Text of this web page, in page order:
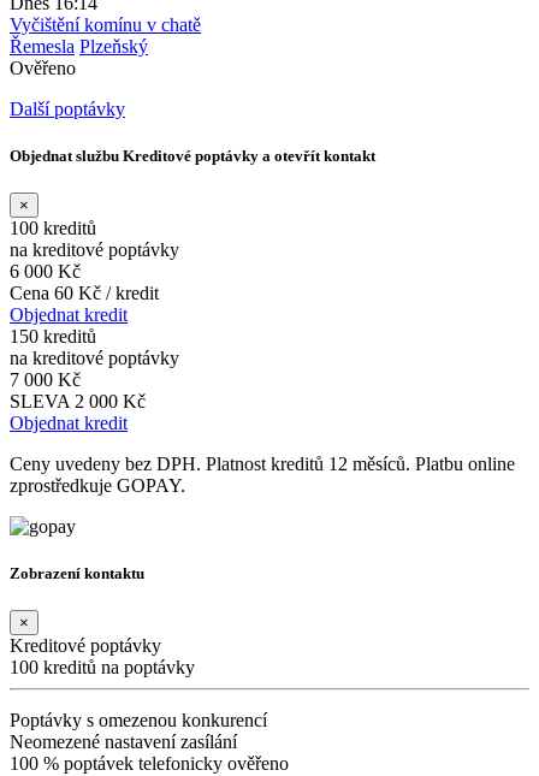
Vyčištění komínu v chatě
Řemesla Plzeňský
Ověřeno
Další poptávky
Objednat službu Kreditové poptávky a otevřít kontakt
×
100 kreditů
na kreditové poptávky
6 000 Kč
Cena 60 Kč / kredit
Objednat kredit
150 kreditů
na kreditové poptávky
7 000 Kč
SLEVA 2 000 Kč
Objednat kredit
Ceny uvedeny bez DPH. Platnost kreditů 12 měsíců. Platbu online
zprostředkuje GOPAY.
Zobrazení kontaktu
×
Kreditové poptávky
100 kreditů na poptávky
Poptávky s omezenou konkurencí
Neomezené nastavení zasílání
100 % poptávek telefonicky ověřeno